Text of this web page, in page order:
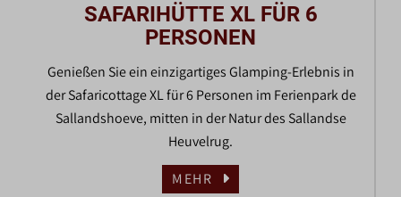
SAFARIHÜTTE XL FÜR 6
PERSONEN
Genießen Sie ein einzigartiges Glamping-Erlebnis in
der Safaricottage XL für 6 Personen im Ferienpark de
Sallandshoeve, mitten in der Natur des Sallandse
Heuvelrug.
MEHR